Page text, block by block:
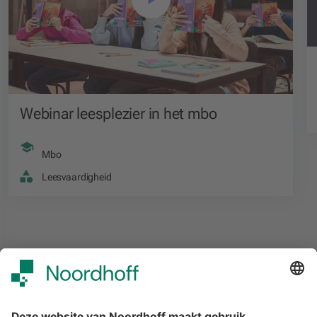
Webinar leesplezier in het mbo
Mbo
Leesvaardigheid